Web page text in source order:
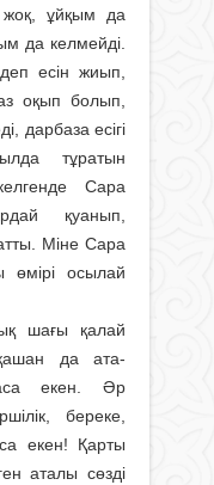
жоқ, ұйқым да
да келмейді.
есін жиып,
оқып болып,
дарбаза есігі
тұратын
Сара
қуанып,
Міне Сара
өмірі осылай
шағы қалай
да ата-
екен. Әр
береке,
екен! Қарты
аталы сөзді